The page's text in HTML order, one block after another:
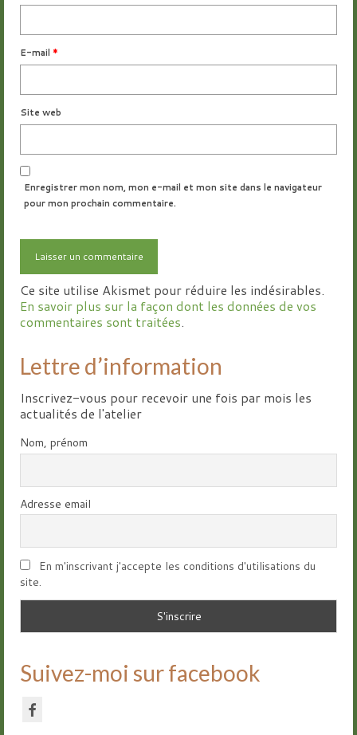
E-mail *
Site web
Enregistrer mon nom, mon e-mail et mon site dans le navigateur
pour mon prochain commentaire.
Ce site utilise Akismet pour réduire les indésirables.
En savoir plus sur la façon dont les données de vos
commentaires sont traitées.
Lettre d’information
Inscrivez-vous pour recevoir une fois par mois les
actualités de l'atelier
Nom, prénom
Adresse email
En m'inscrivant j'accepte les conditions d'utilisations du
site.
Suivez-moi sur facebook